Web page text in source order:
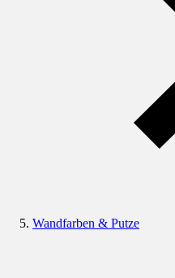
Wandfarben & Putze